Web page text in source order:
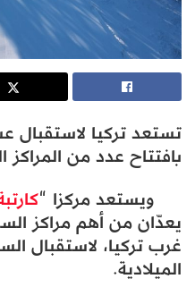
بافتتاح عدد من المراكز
ويستعد مركزا “كارتبة
يعدّان من أهم مراكز
غرب تركيا، لاستقبال
الميلادية.